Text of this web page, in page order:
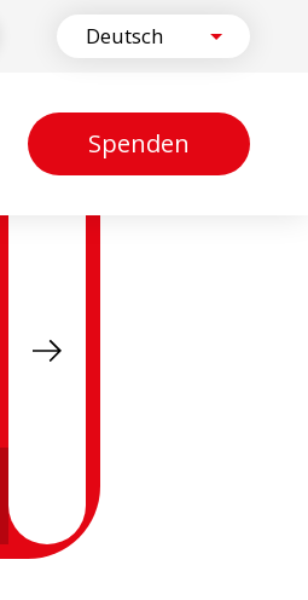
Spenden